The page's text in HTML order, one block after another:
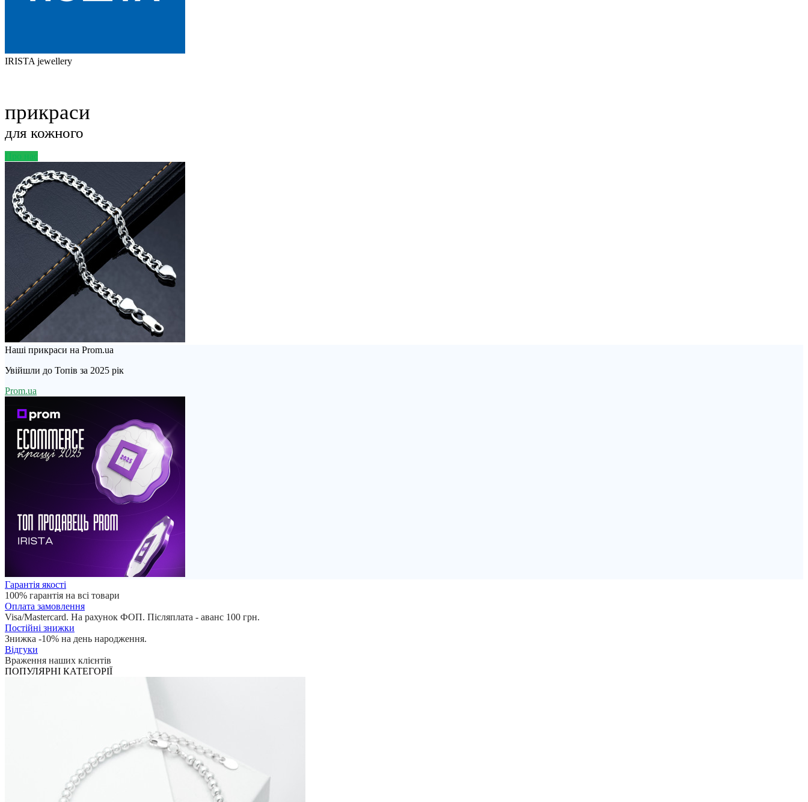
IRISTA jewellery
прикраси
для кожного
Про нас
Наші прикраси на Prom.ua
Увійшли до Топів за 2025 рік
Prom.ua
Гарантія якості
100% гарантія на всі товари
Оплата замовлення
Visa/Mastercard. На рахунок ФОП. Післяплата - аванс 100 грн.
Постійні знижки
Знижка -10% на день народження.
Відгуки
Враження наших клієнтів
ПОПУЛЯРНІ КАТЕГОРІЇ